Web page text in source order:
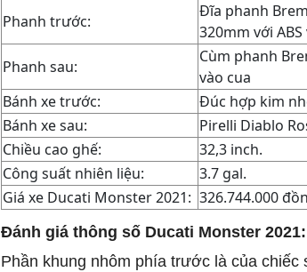
Phanh trước:
Đĩa phanh
320mm với ABS
Phanh sau:
Cùm phanh
vào cua
Bánh xe trước:
Đúc hợp kim
Bánh xe sau:
Pirelli Diablo
Chiều cao ghế:
32,3 inch.
Công suất nhiên liệu:
3.7 gal.
Giá xe Ducati Monster 2021: 326.744.000
Đánh giá thông số Ducati Monster
Phần khung nhôm phía trước là của chiếc